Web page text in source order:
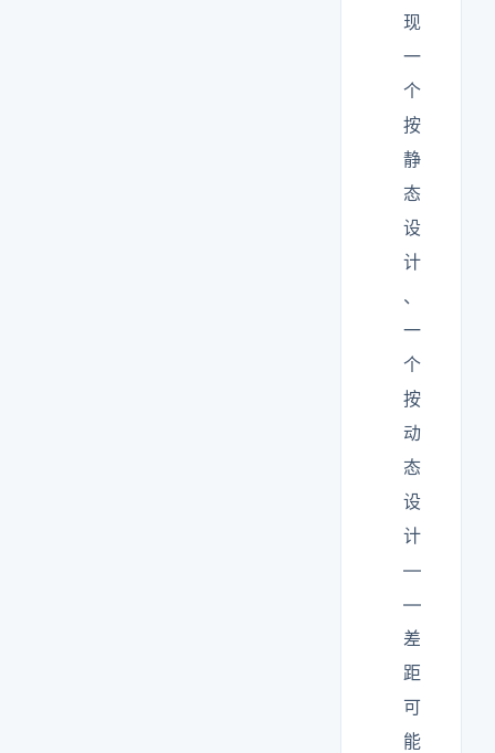
现
一
个
按
静
态
设
计
、
一
个
按
动
态
设
计
—
—
差
距
可
能